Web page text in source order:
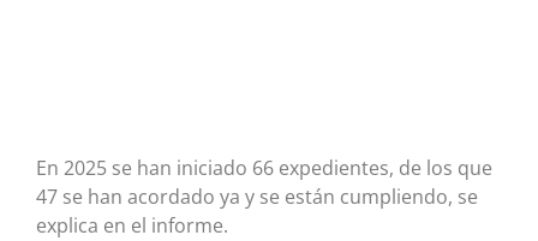
En 2025 se han iniciado 66 expedientes, de los que
47 se han acordado ya y se están cumpliendo, se
explica en el informe.